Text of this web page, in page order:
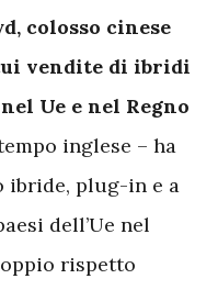
colosso cinese
vendite di ibridi
Ue e nel Regno
inglese – ha
ibride, plug-in e a
dell’Ue nel
rispetto